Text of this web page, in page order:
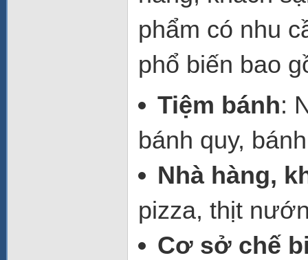
phẩm có nhu
phổ biến bao
Tiệm bánh:
bánh quy,
Nhà hàng,
pizza, thịt
Cơ sở chế